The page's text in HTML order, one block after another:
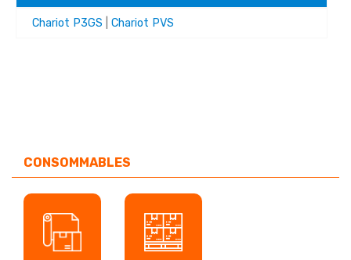
Chariot P3GS Chariot PVS
CONSOMMABLES